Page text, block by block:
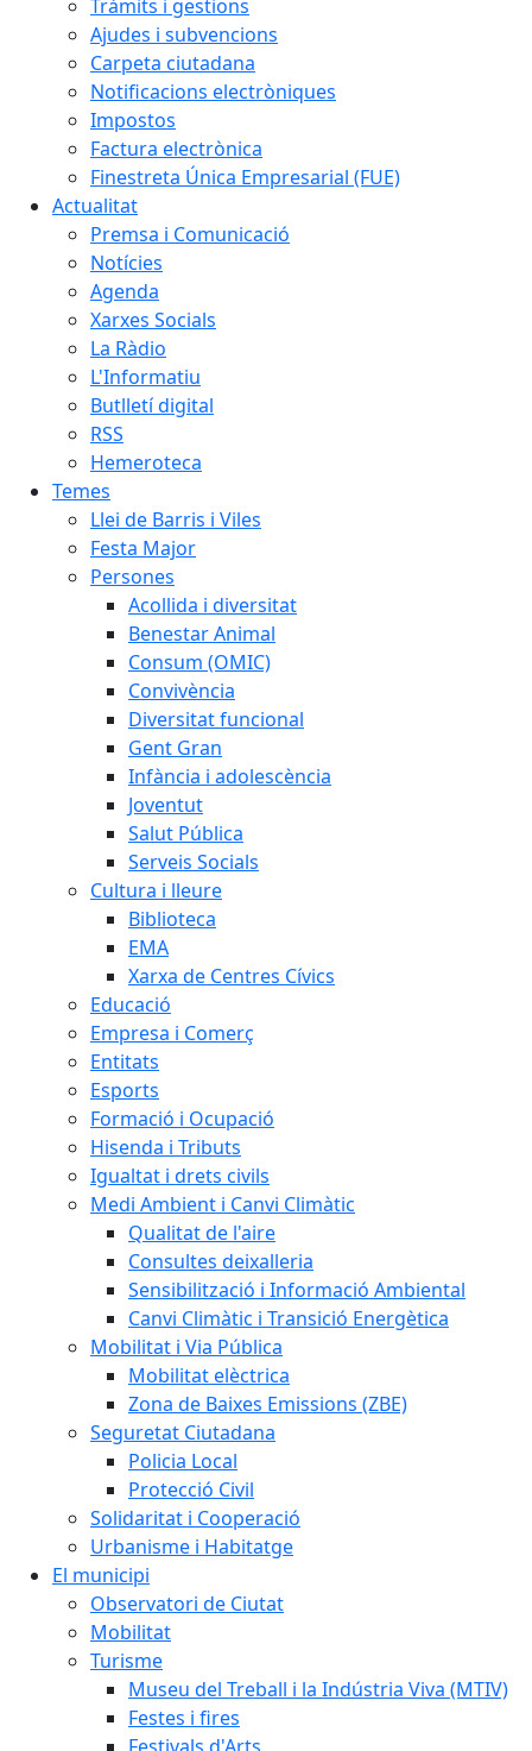
Tràmits i gestions
Ajudes i subvencions
Carpeta ciutadana
Notificacions electròniques
Impostos
Factura electrònica
Finestreta Única Empresarial (FUE)
Actualitat
Premsa i Comunicació
Notícies
Agenda
Xarxes Socials
La Ràdio
L'Informatiu
Butlletí digital
RSS
Hemeroteca
Temes
Llei de Barris i Viles
Festa Major
Persones
Acollida i diversitat
Benestar Animal
Consum (OMIC)
Convivència
Diversitat funcional
Gent Gran
Infància i adolescència
Joventut
Salut Pública
Serveis Socials
Cultura i lleure
Biblioteca
EMA
Xarxa de Centres Cívics
Educació
Empresa i Comerç
Entitats
Esports
Formació i Ocupació
Hisenda i Tributs
Igualtat i drets civils
Medi Ambient i Canvi Climàtic
Qualitat de l'aire
Consultes deixalleria
Sensibilització i Informació Ambiental
Canvi Climàtic i Transició Energètica
Mobilitat i Via Pública
Mobilitat elèctrica
Zona de Baixes Emissions (ZBE)
Seguretat Ciutadana
Policia Local
Protecció Civil
Solidaritat i Cooperació
Urbanisme i Habitatge
El municipi
Observatori de Ciutat
Mobilitat
Turisme
Museu del Treball i la Indústria Viva (MTIV)
Festes i fires